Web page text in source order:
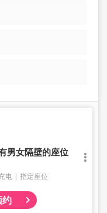
男女隔壁的座位
电 指定座位
约